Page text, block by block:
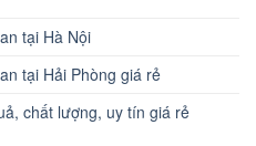
tại Hà Nội
tại Hải Phòng giá rẻ
chất lượng, uy tín giá rẻ